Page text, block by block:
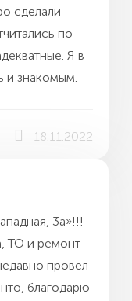
сделали
по
Я в
и знакомым.
18.11.2022
3а»!!!
ТО и ремонт
провел
благодарю